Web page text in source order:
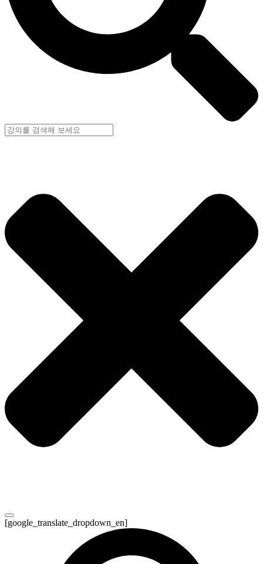
[google_translate_dropdown_en]